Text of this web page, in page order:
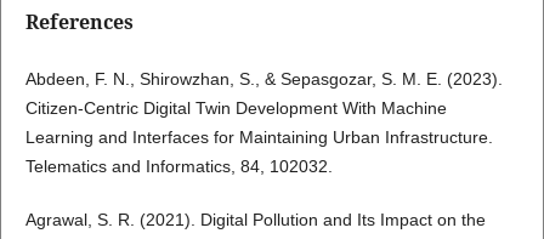
References
Abdeen, F. N., Shirowzhan, S., & Sepasgozar, S. M. E. (2023).
Citizen-Centric Digital Twin Development With Machine
Learning and Interfaces for Maintaining Urban Infrastructure.
Telematics and Informatics, 84, 102032.
Agrawal, S. R. (2021). Digital Pollution and Its Impact on the